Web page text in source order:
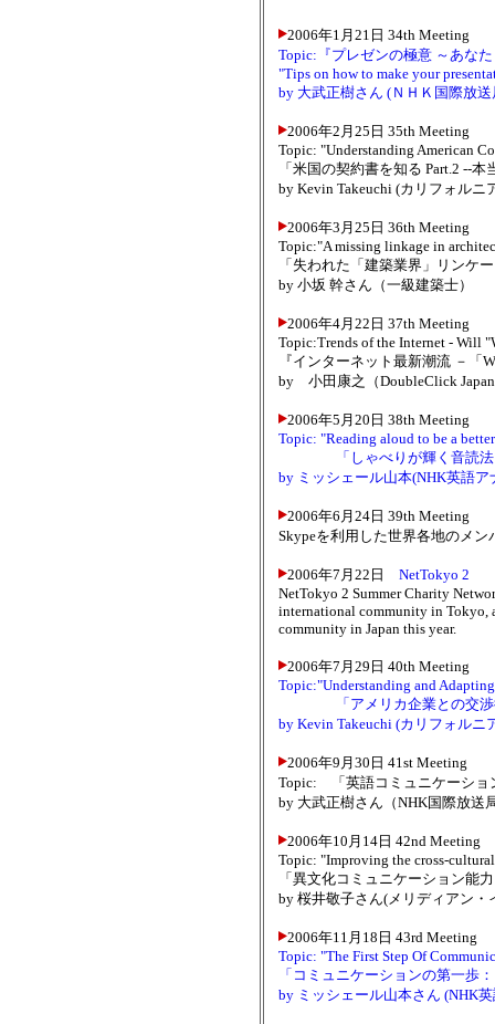
2006年1月21日 34th Meeting
Topic:『プレゼンの極意 ～あな
"Tips on how to make your
by 大武正樹さん (ＮＨＫ国際放
2006年2月25日 35th Meeting
Topic: "Understanding American
「米国の契約書を知る Part.2 --
by Kevin Takeuchi (カリフォルニ
2006年3月25日 36th Meeting
Topic:"A missing linkage in
「失われた「建築業界」リン
by 小坂 幹さん（一級建築士）
2006年4月22日 37th Meeting
Topic:Trends of the Internet - Will
『インターネット最新潮流 －「
by 小田康之（DoubleClick
2006年5月20日 38th Meeting
Topic: "Reading aloud to be a
「しゃべりが輝く音読法
by ミッシェール山本(NHK英語ア
2006年6月24日 39th Meeting
Skypeを利用した世界各地のメ
2006年7月22日 NetTokyo 2
NetTokyo 2 Summer Charity
international community in Tokyo,
community in Japan this year.
2006年7月29日 40th Meeting
Topic:"Understanding and
「アメリカ企業との交渉
by Kevin Takeuchi (カリフォルニ
2006年9月30日 41st Meeting
Topic: 「英語コミュニケーショ
by 大武正樹さん（NHK国際放送
2006年10月14日 42nd Meeting
Topic: "Improving the cross-
「異文化コミュニケーション能
by 桜井敬子さん(メリディアン
2006年11月18日 43rd Meeting
Topic: "The First Step Of
「コミュニケーションの第一歩
by ミッシェール山本さん (NHK